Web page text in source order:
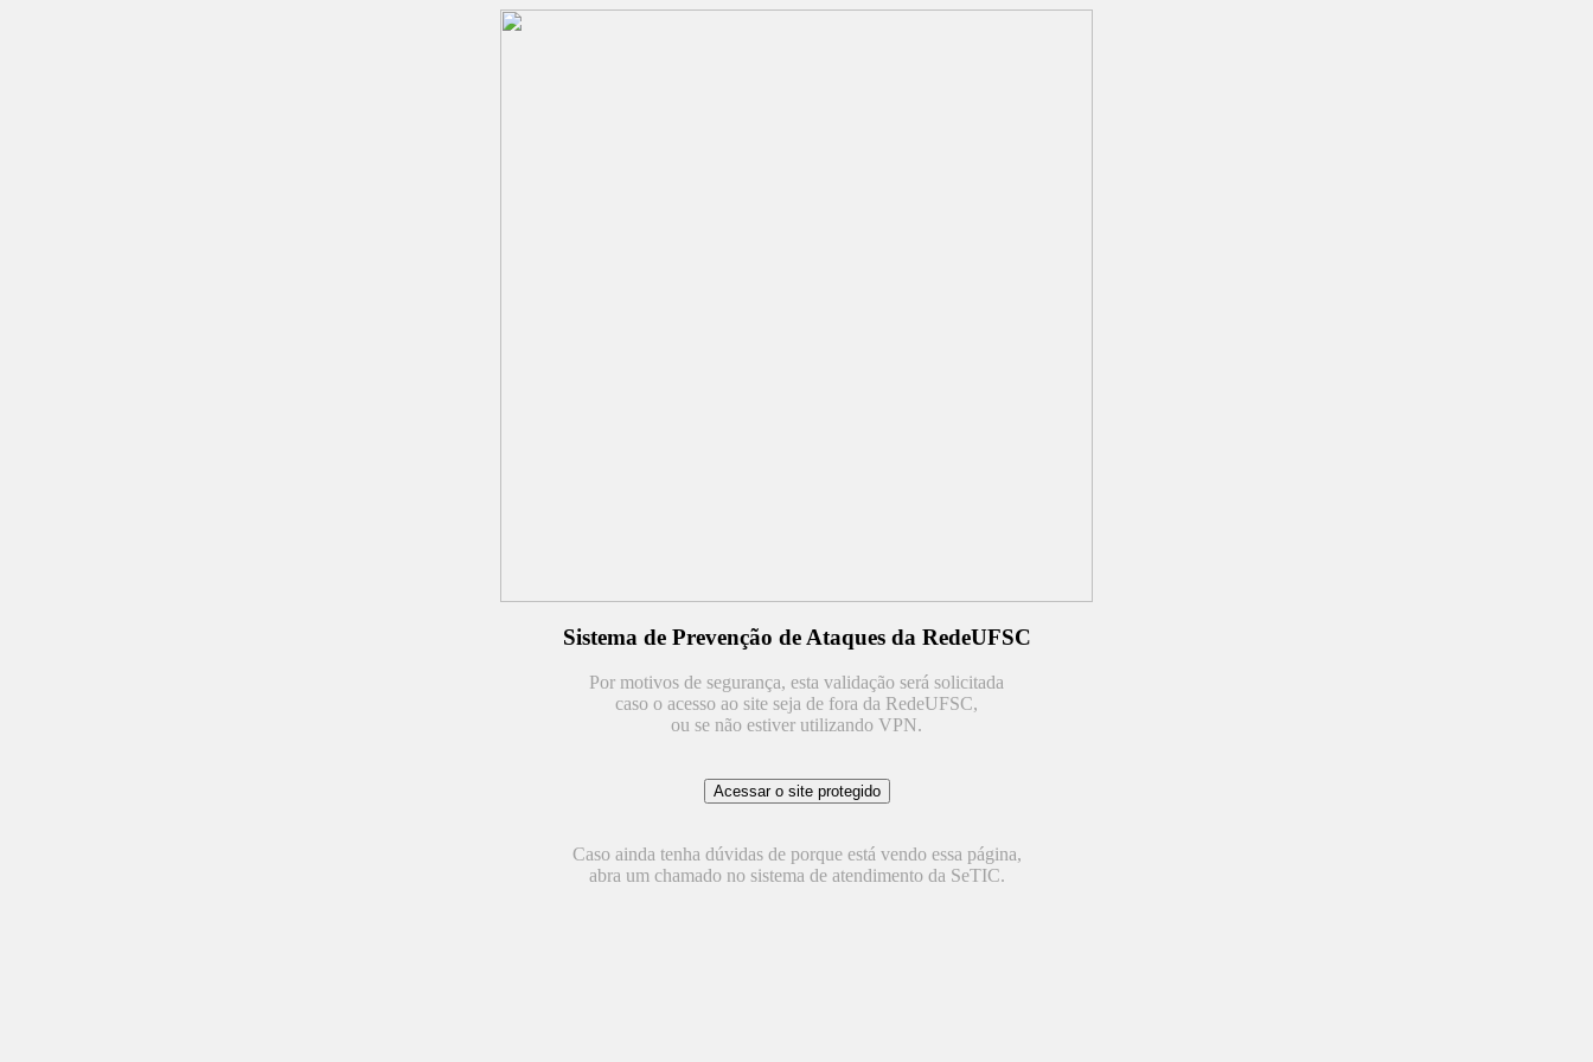
Sistema de Prevenção de Ataques da RedeUFSC
Por motivos de segurança, esta validação será solicitada
caso o acesso ao site seja de fora da RedeUFSC,
ou se não estiver utilizando VPN.
Caso ainda tenha dúvidas de porque está vendo essa página,
abra um chamado no sistema de atendimento da SeTIC.